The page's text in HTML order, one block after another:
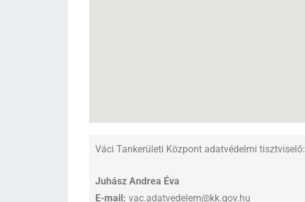
Váci Tankerületi Központ adatvédelmi tisztviselő:
Juhász Andrea Éva
E-mail: vac.adatvedelem@kk.gov.hu